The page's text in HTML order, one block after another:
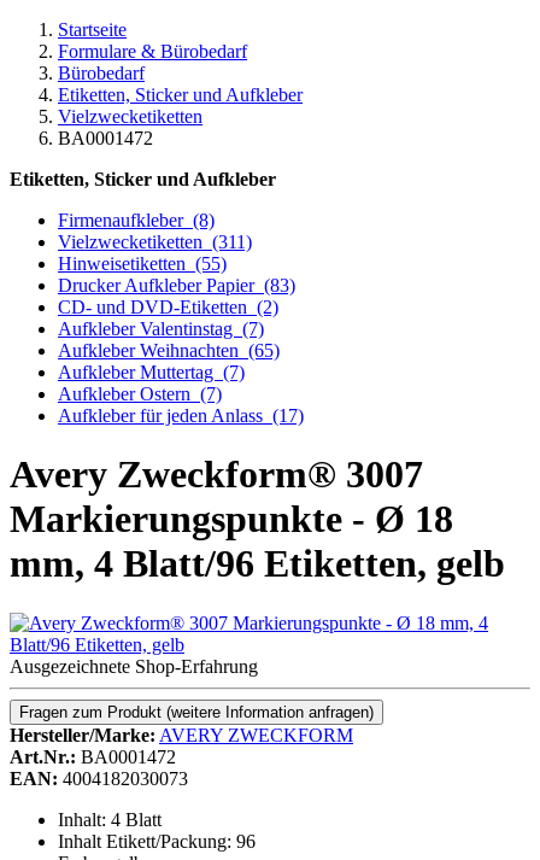
Startseite
Formulare & Bürobedarf
Bürobedarf
Etiketten, Sticker und Aufkleber
Vielzwecketiketten
BA0001472
Etiketten, Sticker und Aufkleber
Firmenaufkleber (8)
Vielzwecketiketten (311)
Hinweisetiketten (55)
Drucker Aufkleber Papier (83)
CD- und DVD-Etiketten (2)
Aufkleber Valentinstag (7)
Aufkleber Weihnachten (65)
Aufkleber Muttertag (7)
Aufkleber Ostern (7)
Aufkleber für jeden Anlass (17)
Avery Zweckform® 3007
Markierungspunkte - Ø 18
mm, 4 Blatt/96 Etiketten, gelb
Ausgezeichnete Shop-Erfahrung
Fragen zum Produkt (weitere Information anfragen)
Hersteller/Marke: AVERY ZWECKFORM
Art.Nr.: BA0001472
EAN: 4004182030073
Inhalt: 4 Blatt
Inhalt Etikett/Packung: 96